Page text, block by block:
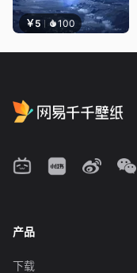
￥5 100
产品
下载